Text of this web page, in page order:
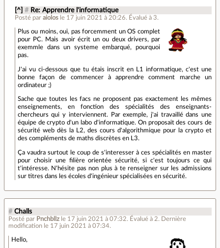
[^] # Re: Apprendre l'informatique
Posté par aiolos le 17 juin 2021 à 20:26. Évalué à 3.
Plus ou moins, oui, pas forcemment un OS complet
pour PC. Mais avoir écrit un ou deux drivers, par
exemmle dans un systeme embarqué, pourquoi
pas.
J'ai vu ci-dessous que tu étais inscrit en L1 informatique, c'est une
bonne façon de commencer à apprendre comment marche un
ordinateur ;)
Sache que toutes les facs ne proposent pas exactement les mêmes
enseignements, en fonction des spécialités des enseignants-
chercheurs qui y interviennent. Par exemple, j'ai travaillé dans une
équipe de crypto d'un labo d'informatique. On proposait des cours de
sécurité web dès la L2, des cours d'algorithmique pour la crypto et
des compléments de maths discrètes en L3.
Ça vaudra surtout le coup de s'interesser à ces spécialités en master
pour choisir une filière orientée sécurité, si c'est toujours ce qui
t'intéresse. N'hésite pas non plus à te renseigner sur les admissions
sur titres dans les écoles d'ingénieur spécialisées en sécurité.
# Challs
Posté par Pnchbllz le 17 juin 2021 à 07:32. Évalué à 2. Dernière
modification le 17 juin 2021 à 07:34.
Hello,